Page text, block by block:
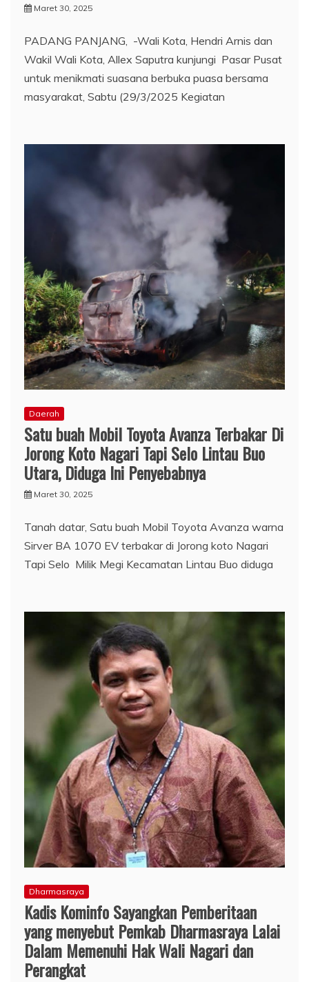
Maret 30, 2025
PADANG PANJANG, -Wali Kota, Hendri Arnis dan
Wakil Wali Kota, Allex Saputra kunjungi Pasar Pusat
untuk menikmati suasana berbuka puasa bersama
masyarakat, Sabtu (29/3/2025 Kegiatan
Daerah
Satu buah Mobil Toyota Avanza Terbakar Di
Jorong Koto Nagari Tapi Selo Lintau Buo
Utara, Diduga Ini Penyebabnya
Maret 30, 2025
Tanah datar, Satu buah Mobil Toyota Avanza warna
Sirver BA 1070 EV terbakar di Jorong koto Nagari
Tapi Selo Milik Megi Kecamatan Lintau Buo diduga
Dharmasraya
Kadis Kominfo Sayangkan Pemberitaan
yang menyebut Pemkab Dharmasraya Lalai
Dalam Memenuhi Hak Wali Nagari dan
Perangkat